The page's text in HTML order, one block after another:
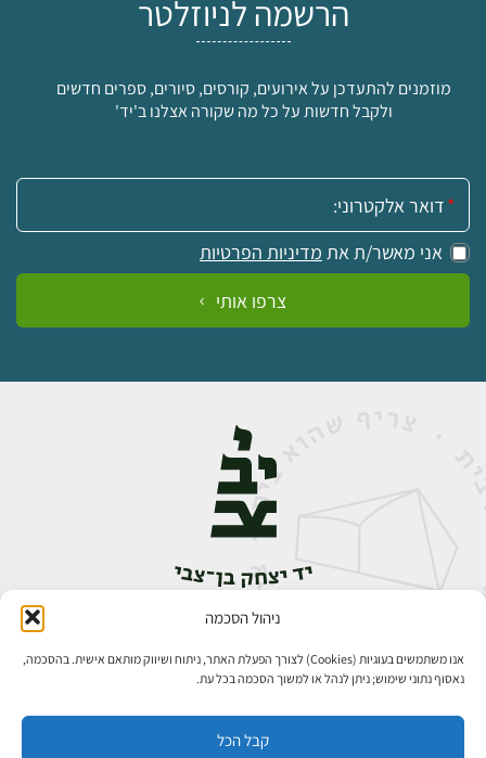
ניהול הסכמה
אנו משתמשים בעוגיות (Cookies) לצורך הפעלת האתר, ניתוח ושיווק מותאם אישית. בהסכמה,
נאסוף נתוני שימוש; ניתן לנהל או למשוך הסכמה בכל עת.
קבל הכל
הרשמה לניוזלטר
מוזמנים להתעדכן על אירועים, קורסים, סיורים, ספרים חדשים
ולקבל חדשות על כל מה שקורה אצלנו ב'יד'
אימייל:
אני מאשר/ת את מדיניות הפרטיות
צרפו אותי
אבן גבירול 14, רחביה, ירושלים